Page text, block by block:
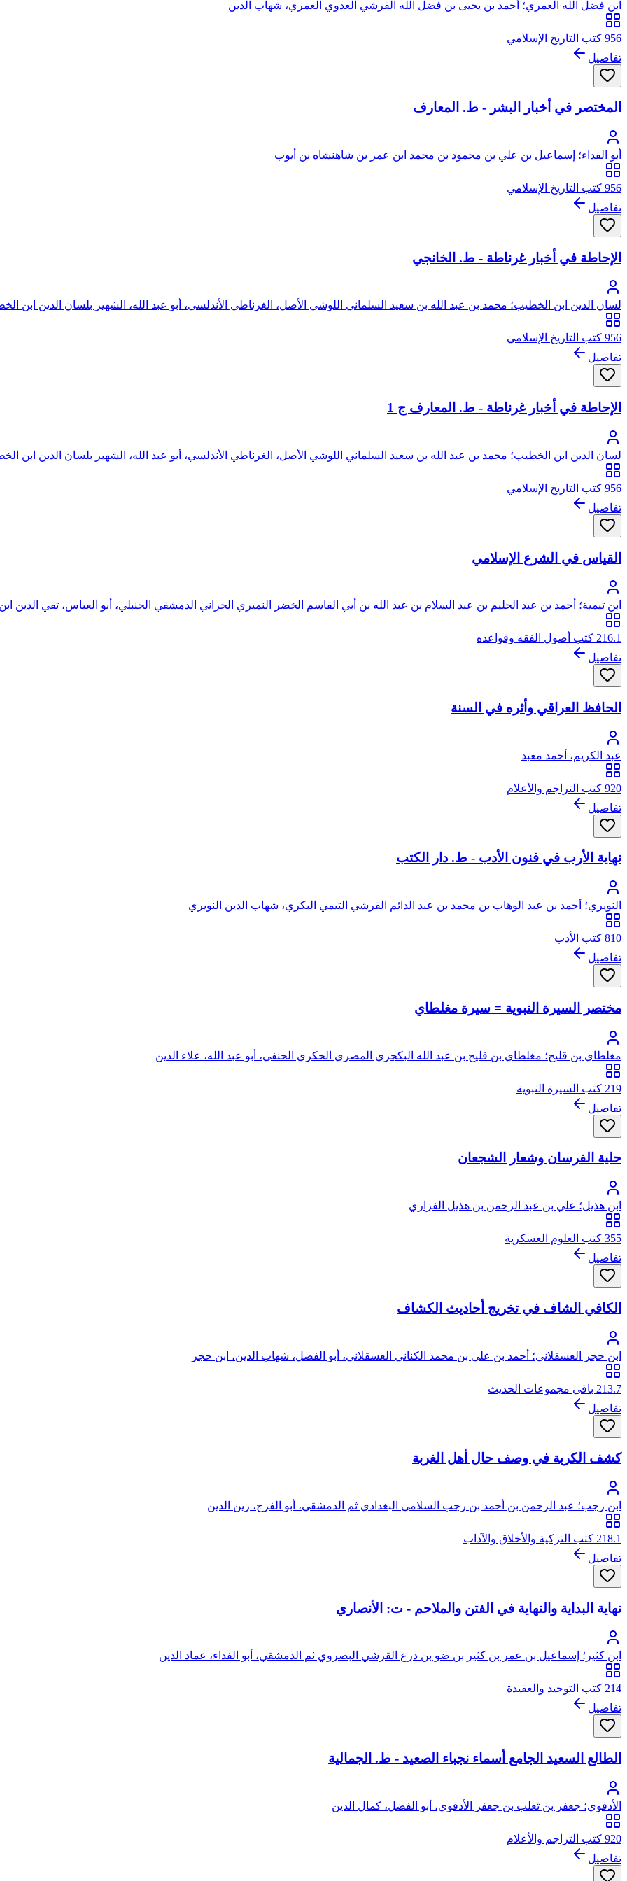
ابن فضل الله العمري؛ أحمد بن يحيى بن فضل الله القرشي العدوي العمري، شهاب الدين
956 كتب التاريخ الإسلامي
تفاصيل
المختصر في أخبار البشر - ط. المعارف
أبو الفداء؛ إسماعيل بن علي بن محمود بن محمد ابن عمر بن شاهنشاه بن أيوب
956 كتب التاريخ الإسلامي
تفاصيل
الإحاطة في أخبار غرناطة - ط. الخانجي
لسان الدين ابن الخطيب؛ محمد بن عبد الله بن سعيد السلماني اللوشي الأصل، الغرناطي الأندلسي، أبو عبد الله، الشهير بلسان الدين ابن
956 كتب التاريخ الإسلامي
تفاصيل
الإحاطة في أخبار غرناطة - ط. المعارف ج 1
لسان الدين ابن الخطيب؛ محمد بن عبد الله بن سعيد السلماني اللوشي الأصل، الغرناطي الأندلسي، أبو عبد الله، الشهير بلسان الدين ابن
956 كتب التاريخ الإسلامي
تفاصيل
القياس في الشرع الإسلامي
ابن تيمية؛ أحمد بن عبد الحليم بن عبد السلام بن عبد الله بن أبي القاسم الخضر النميري الحراني الدمشقي الحنبلي، أبو العباس، تقي الدين
216.1 كتب أصول الفقه وقواعده
تفاصيل
الحافظ العراقي وأثره في السنة
عبد الكريم، أحمد معبد
920 كتب التراجم والأعلام
تفاصيل
نهاية الأرب في فنون الأدب - ط. دار الكتب
النويري؛ أحمد بن عبد الوهاب بن محمد بن عبد الدائم القرشي التيمي البكري، شهاب الدين النويري
810 كتب الأدب
تفاصيل
مختصر السيرة النبوية = سيرة مغلطاي
مغلطاي بن قليج؛ مغلطاي بن قليج بن عبد الله البكجري المصري الحكري الحنفي، أبو عبد الله، علاء الدين
219 كتب السيرة النبوية
تفاصيل
حلية الفرسان وشعار الشجعان
ابن هذيل؛ علي بن عبد الرحمن بن هذيل الفزاري
355 كتب العلوم العسكرية
تفاصيل
الكافي الشاف في تخريج أحاديث الكشاف
ابن حجر العسقلاني؛ أحمد بن علي بن محمد الكناني العسقلاني، أبو الفضل، شهاب الدين، ابن حجر
213.7 باقي مجموعات الحديث
تفاصيل
كشف الكربة في وصف حال أهل الغربة
ابن رجب؛ عبد الرحمن بن أحمد بن رجب السلامي البغدادي ثم الدمشقي، أبو الفرج، زين الدين
218.1 كتب التزكية والأخلاق والآداب
تفاصيل
نهاية البداية والنهاية في الفتن والملاحم - ت: الأنصاري
ابن كثير؛ إسماعيل بن عمر بن كثير بن ضو بن درع القرشي البصروي ثم الدمشقي، أبو الفداء، عماد الدين
214 كتب التوحيد والعقيدة
تفاصيل
الطالع السعيد الجامع أسماء نجباء الصعيد - ط. الجمالية
الأدفوي؛ جعفر بن ثعلب بن جعفر الأدفوي، أبو الفضل، كمال الدين
920 كتب التراجم والأعلام
تفاصيل